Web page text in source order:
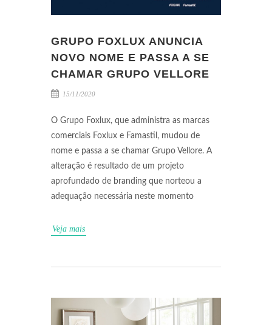
GRUPO FOXLUX ANUNCIA
NOVO NOME E PASSA A SE
CHAMAR GRUPO VELLORE
15/11/2020
O Grupo Foxlux, que administra as marcas
comerciais Foxlux e Famastil, mudou de
nome e passa a se chamar Grupo Vellore. A
alteração é resultado de um projeto
aprofundado de branding que norteou a
adequação necessária neste momento
Veja mais